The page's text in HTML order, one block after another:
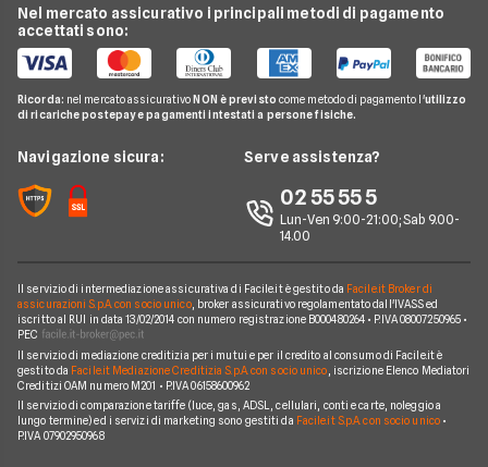
Luce e Gas
Conti e Carte
Telefonia Mobile
Pay TV
Noleggio lungo Termine
Chi Siamo
Contatti
Assicurazione viaggio annuale
Assicurazione viaggio studio
Ottenere il rimborso per un volo cancellato
Columbus
Coverwise
Europ Assistance
Tutte le compagnie e gli intermediari
Assicurazione viaggio Canada
Assicurazione viaggio Cuba
Assicurazione viaggio Brasile
Assicurazione viaggio Argentina
Assicurazione viaggio Thailandia
Assicurazione viaggio Indonesia
Assicurazione viaggio India
Assicurazione viaggio Filippine
Guide
News
Glossario
Nel mercato assicurativo i principali metodi di pagamento
accettati sono:
Ricorda: nel mercato assicurativoNON è previsto come metodo di pagamento l'utilizzo
di ricariche postepay e pagamenti intestati a persone fisiche.
Navigazione sicura: Serve assistenza?
02 55 55 5
Lun-Ven 9:00-21:00; Sab 9.00-
14.00
Il servizio di intermediazione assicurativa di Facile.it è gestito da Facile.it Broker di
assicurazioni S.p.A. con socio unico, broker assicurativo regolamentato dall'IVASS ed
iscritto al RUI in data 13/02/2014 con numero registrazione B000480264 • P.IVA 08007250965 •
PEC
Il servizio di mediazione creditizia per i mutui e per il credito al consumo di Facile.it è
gestito da Facile.it Mediazione Creditizia S.p.A. con socio unico, iscrizione Elenco Mediatori
Creditizi OAM numero M201 • P.IVA 06158600962
Il servizio di comparazione tariffe (luce, gas, ADSL, cellulari, conti e carte, noleggio a
lungo termine) ed i servizi di marketing sono gestiti da Facile.it S.p.A. con socio unico•
P.IVA 07902950968